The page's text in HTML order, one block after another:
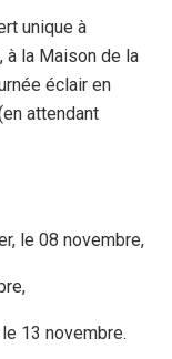
unique à
à la Maison de la
éclair en
attendant
le 08 novembre,
13 novembre.